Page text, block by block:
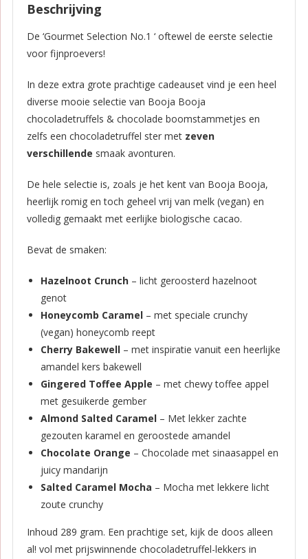
Beschrijving
De ‘Gourmet Selection No.1 ‘ oftewel de eerste selectie
voor fijnproevers!
In deze extra grote prachtige cadeauset vind je een heel
diverse mooie selectie van Booja Booja
chocoladetruffels & chocolade boomstammetjes en
zelfs een chocoladetruffel ster met zeven
verschillende smaak avonturen.
De hele selectie is, zoals je het kent van Booja Booja,
heerlijk romig en toch geheel vrij van melk (vegan) en
volledig gemaakt met eerlijke biologische cacao.
Bevat de smaken:
Hazelnoot Crunch– licht geroosterd hazelnoot
genot
Honeycomb Caramel– met speciale crunchy
(vegan) honeycomb reept
Cherry Bakewell– met inspiratie vanuit een heerlijke
amandel kers bakewell
Gingered Toffee Apple – met chewy toffee appel
met gesuikerde gember
Almond Salted Caramel– Met lekker zachte
gezouten karamel en geroostede amandel
Chocolate Orange – Chocolade met sinaasappel en
juicy mandarijn
Salted Caramel Mocha – Mocha met lekkere licht
zoute crunchy
Inhoud 289 gram. Een prachtige set, kijk de doos alleen
al! vol met prijswinnende chocoladetruffel-lekkers in